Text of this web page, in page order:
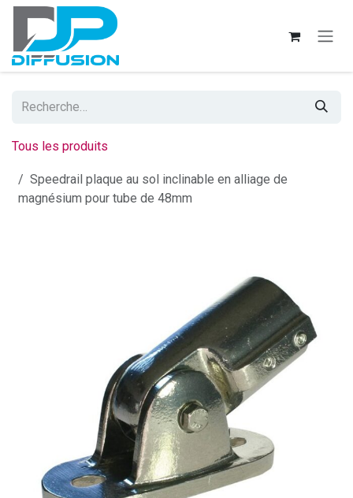
Se rendre au contenu
Tous les produits
Speedrail plaque au sol inclinable en alliage de
magnésium pour tube de 48mm